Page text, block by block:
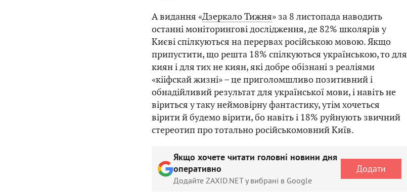
А видання «Дзеркало Тижня» за 8 листопада наводить
останні моніторингові дослідження, де 82% школярів у
Києві спілкуються на перервах російською мовою. Якщо
припустити, що решта 18% спілкуються українською, то для
киян і для тих не киян, які добре обізнані з реаліями
«кііфскай жизні» – це приголомшливо позитивний і
обнадійливий результат для української мови, і навіть не
віриться у таку неймовірну фантастику, утім хочеться
вірити й будемо вірити, бо навіть і 18% руйнують звичний
стереотип про тотально російськомовний Київ.
Якщо хочете читати головні новини дня
оперативно
Додайте ZAXID.NET у вибрані в Google
Додати